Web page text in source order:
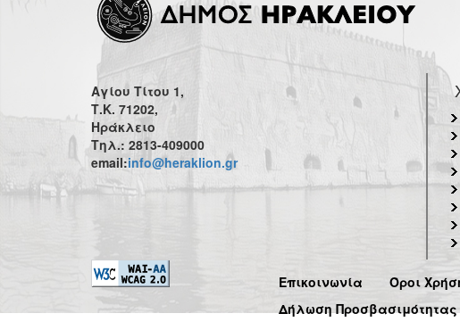
Αγίου Τίτου 1,
Τ.Κ. 71202,
Ηράκλειο
Τηλ.: 2813-409000
email:info@heraklion.gr
Επικοινωνία
Όροι
Δήλωση Προσβασιμότητας